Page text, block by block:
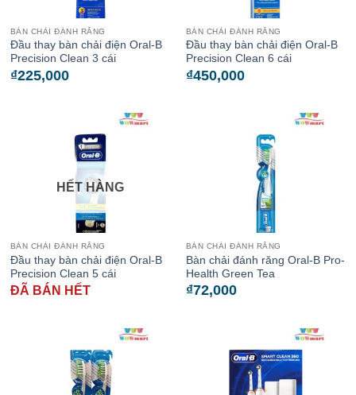
BÀN CHẢI ĐÁNH RĂNG
Đầu thay bàn chải điện Oral-B
Precision Clean 3 cái
₫225,000
BÀN CHẢI ĐÁNH RĂNG
Đầu thay bàn chải điện Oral-B
Precision Clean 6 cái
₫450,000
HẾT HÀNG
BÀN CHẢI ĐÁNH RĂNG
Đầu thay bàn chải điện Oral-B
Precision Clean 5 cái
ĐÃ BÁN HẾT
BÀN CHẢI ĐÁNH RĂNG
Bàn chải đánh răng Oral-B Pro-
Health Green Tea
₫72,000